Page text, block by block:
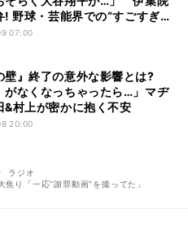
! 野球・芸能界での“すごすぎ
07:00
壁』終了の意外な影響とは?
がなくなっちゃったら…」マヂ
&村上が密かに抱く不安
20:00
ラジオ
り「一応“謝罪動画”を撮ってた」